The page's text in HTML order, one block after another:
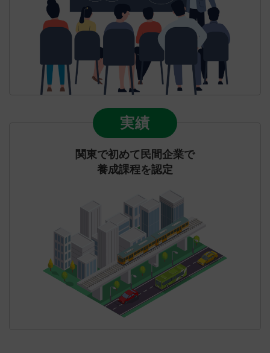
実績
関東で初めて民間企業で
養成課程を認定